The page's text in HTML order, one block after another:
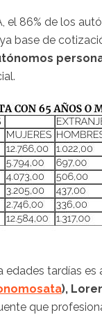
el 86% de los
base de
edades tardías
),
que